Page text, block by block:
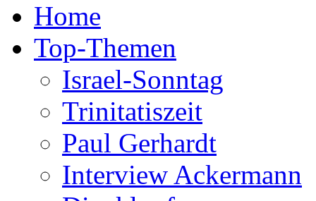
Home
Top-Themen
Israel-Sonntag
Trinitatiszeit
Paul Gerhardt
Interview Ackermann